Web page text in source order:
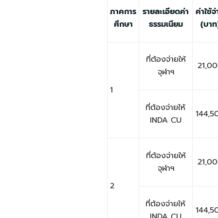
ภาคการ
ศึกษา
รายละเอียดค่า
ธรรมเนียม
ค่าใช้
(บา
1
ที่ต้องจ่ายให้
จุฬาฯ
ที่ต้องจ่ายให้
INDA CU
2
ที่ต้องจ่ายให้
จุฬาฯ
ที่ต้องจ่ายให้